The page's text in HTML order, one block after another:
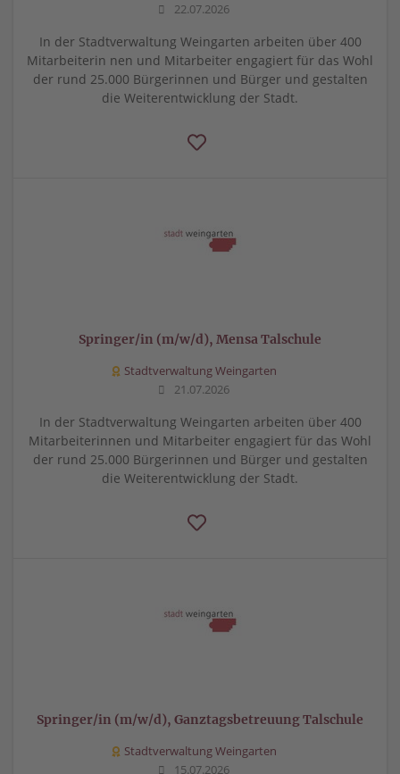
22.07.2026
In der Stadtverwaltung Weingarten arbeiten über 400
Mitarbeiterin nen und Mitarbeiter engagiert für das Wohl
der rund 25.000 Bürgerinnen und Bürger und gestalten
die Weiterentwicklung der Stadt.
Springer/in (m/w/d), Mensa Talschule
Stadtverwaltung Weingarten
21.07.2026
In der Stadtverwaltung Weingarten arbeiten über 400
Mitarbeiterinnen und Mitarbeiter engagiert für das Wohl
der rund 25.000 Bürgerinnen und Bürger und gestalten
die Weiterentwicklung der Stadt.
Springer/in (m/w/d), Ganztagsbetreuung Talschule
Stadtverwaltung Weingarten
15.07.2026